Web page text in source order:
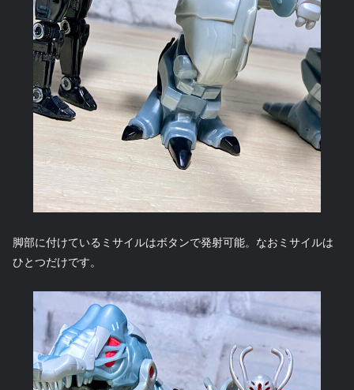
脚部に付けているミサイルはボタンで発射可能。なおミサイルは
ひとつだけです。